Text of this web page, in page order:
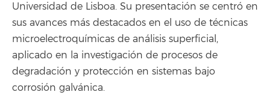
Universidad de Lisboa. Su presentación se centró en
sus avances más destacados en el uso de técnicas
microelectroquímicas de análisis superficial,
aplicado en la investigación de procesos de
degradación y protección en sistemas bajo
corrosión galvánica.